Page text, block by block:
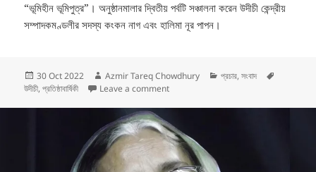
“ভূমিহীন ভূমিপুত্র”। অনুষ্ঠানমালার দ্বিতীয় পর্বটি সঞ্চালনা করেন উদীচী কেন্দ্রীয়
সম্পাদকমণ্ডলীর সদস্য কংকন নাগ এবং হালিমা নূর পাপন।
Posted
on
30 Oct 2022 Author
Azmir Tareq Chowdhury Categories
প্রচার,সংবাদ
উদীচী,প্রতিষ্ঠাবার্ষিকী Leave a commenton উদীচী’র ৫৪তম প্রতিষ্ঠাবার্ষিকী উদযাপন